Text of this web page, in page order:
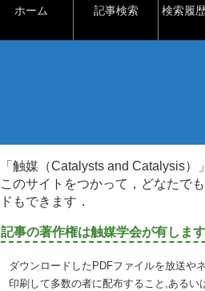
ホーム 記事検索 検索履
「触媒（Catalysts and Catalysis
このサイトをつかって，どなたで
ドもできます．
記事の著作権は触媒学会が有します
ダウンロードしたPDFファイルを放送や
印刷して多数の者に配布すること,あるい